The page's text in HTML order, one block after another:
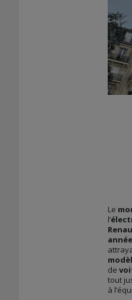
Le
l’
de
tout
à